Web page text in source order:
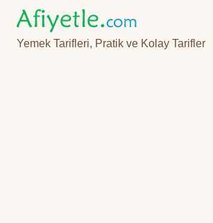
Yemek Tarifleri, Pratik ve Kolay Tarifler